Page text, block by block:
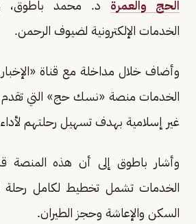
الحج والعمرة د. محمد باطوق،
الخدمات الإلكترونية لضيوف الرحمن.
وأضاف خلال مداخلة مع قناة
غير إسلامية بهدف تسهيل رحلتهم
وأشار باطوق إلى أن هذه المنصة
الخدمات تشمل تخطيط لكامل رحلة
السكن والإعاشة وحجز الطيران.